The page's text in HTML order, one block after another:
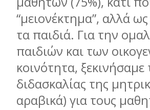
“µειονέκτηµα”, αλλά
τα παιδιά. Για την
παιδιών και των
κοινότητα,
διδασκαλίας της
αραβικά) για τους